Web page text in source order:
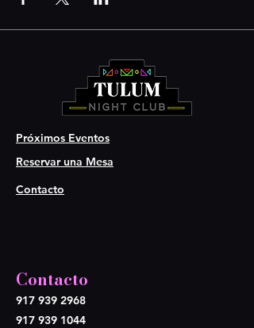
Próximos Eventos
Reservar una Mesa
Contacto
Contacto
917 939 2968
917 939 1044